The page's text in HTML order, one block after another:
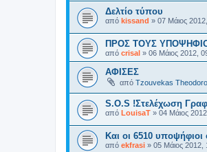
Δελτίο τύπου
από kissand » 07 Μάιος
ΠΡΟΣ ΤΟΥΣ
από crisal » 06 Μάιος 2012,
ΑΦΙΣΕΣ
από Tzouvekas
S.O.S !Στελέχωση
από LouisaT » 04 Μάιος
Και οι 6510
από ekfrasi » 05 Μάιος 2012,